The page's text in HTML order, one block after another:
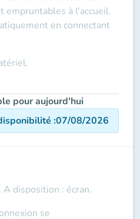
empruntables à l'accueil.
en connectant
pour aujourd'hui
:07/08/2026
A disposition : écran.
se